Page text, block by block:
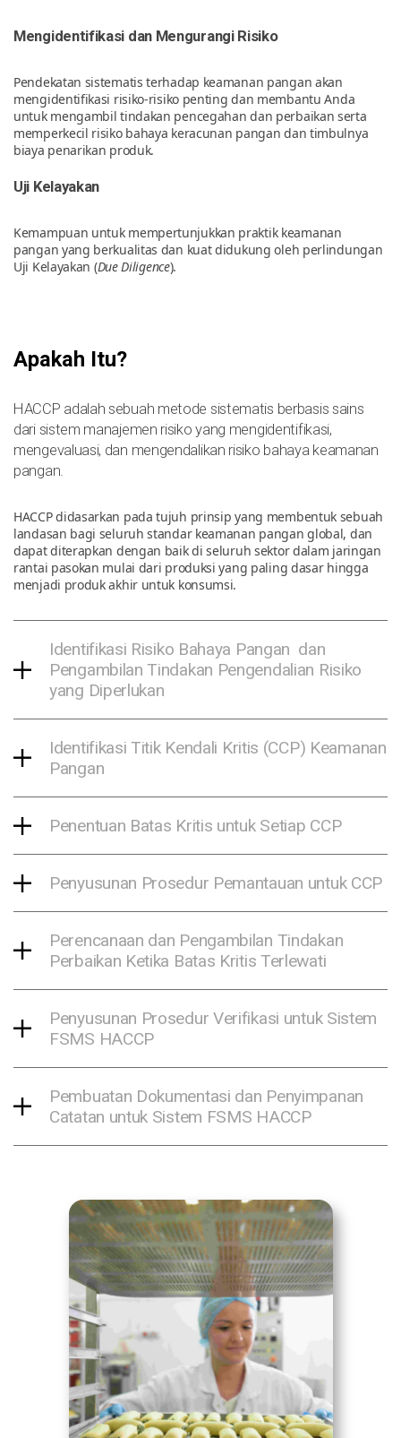
Mengidentifikasi dan Mengurangi Risiko
Pendekatan sistematis terhadap keamanan pangan akan
mengidentifikasi risiko-risiko penting dan membantu Anda
untuk mengambil tindakan pencegahan dan perbaikan serta
memperkecil risiko bahaya keracunan pangan dan timbulnya
biaya penarikan produk.
Uji Kelayakan
Kemampuan untuk mempertunjukkan praktik keamanan
pangan yang berkualitas dan kuat didukung oleh perlindungan
Uji Kelayakan (Due Diligence).
Apakah Itu?
HACCP adalah sebuah metode sistematis berbasis sains
dari sistem manajemen risiko yang mengidentifikasi,
mengevaluasi, dan mengendalikan risiko bahaya keamanan
pangan.
HACCP didasarkan pada tujuh prinsip yang membentuk sebuah
landasan bagi seluruh standar keamanan pangan global, dan
dapat diterapkan dengan baik di seluruh sektor dalam jaringan
rantai pasokan mulai dari produksi yang paling dasar hingga
menjadi produk akhir untuk konsumsi.
Identifikasi Risiko Bahaya Pangan dan
Pengambilan Tindakan Pengendalian Risiko
yang Diperlukan
Identifikasi Titik Kendali Kritis (CCP) Keamanan
Pangan
Penentuan Batas Kritis untuk Setiap CCP
Penyusunan Prosedur Pemantauan untuk CCP
Perencanaan dan Pengambilan Tindakan
Perbaikan Ketika Batas Kritis Terlewati
Penyusunan Prosedur Verifikasi untuk Sistem
FSMS HACCP
Pembuatan Dokumentasi dan Penyimpanan
Catatan untuk Sistem FSMS HACCP